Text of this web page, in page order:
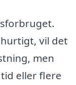
vil det
men
eller flere